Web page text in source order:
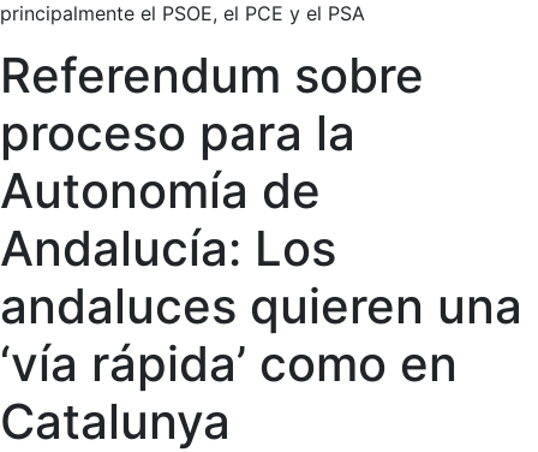
principalmente el PSOE, el PCE y el PSA
Referendum sobre
proceso para la
Autonomía de
Andalucía: Los
andaluces quieren una
‘vía rápida’ como en
Catalunya